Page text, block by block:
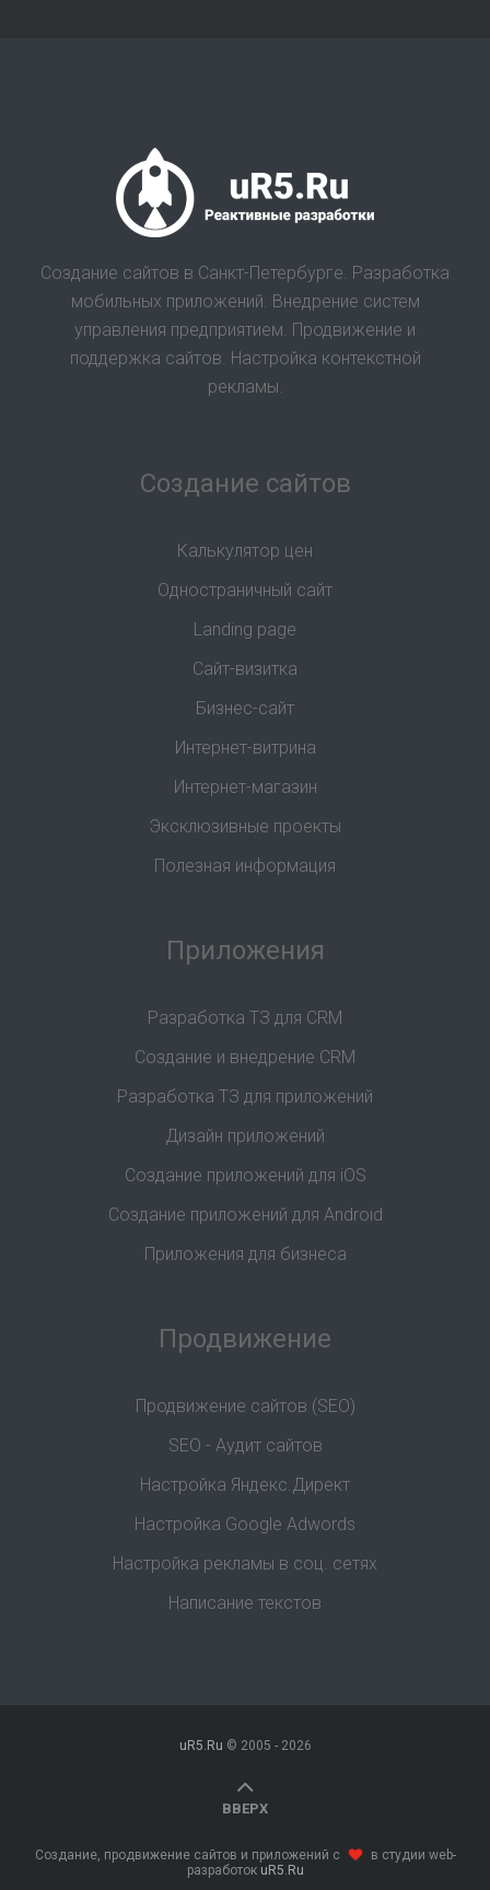
Создание сайтов в Санкт-Петербурге. Разработка
мобильных приложений. Внедрение систем
управления предприятием. Продвижение и
поддержка сайтов. Настройка контекстной
рекламы.
Создание сайтов
Калькулятор цен
Одностраничный сайт
Landing page
Сайт-визитка
Бизнес-сайт
Интернет-витрина
Интернет-магазин
Эксклюзивные проекты
Полезная информация
Приложения
Разработка ТЗ для CRM
Создание и внедрение CRM
Разработка ТЗ для приложений
Дизайн приложений
Создание приложений для iOS
Создание приложений для Android
Приложения для бизнеса
Продвижение
Продвижение сайтов (SEO)
SEO - Аудит сайтов
Настройка Яндекс.Директ
Настройка Google Adwords
Настройка рекламы в соц. сетях
Написание текстов
uR5.Ru © 2005 - 2026
ВВЕРХ
Создание, продвижение сайтов и приложений с
в студии web-
разработок uR5.Ru